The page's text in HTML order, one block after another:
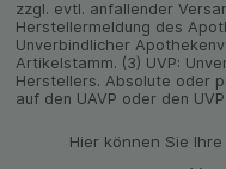
zzgl. evtl. anfallender
Herstellermeldung des
Unverbindlicher
Artikelstamm. (3) UVP:
Herstellers. Absolute oder
auf den UAVP oder den UVP.
Hier können Sie